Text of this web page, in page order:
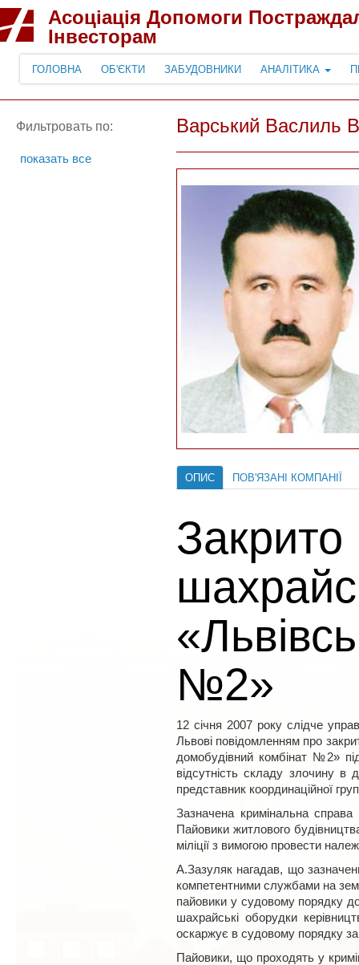
Асоціація Допомоги
Інвесторам
ГОЛОВНА ОБ'ЄКТИ ЗАБУДОВНИКИ АНАЛІТИКА
Фильтровать по:
показать все
Варський Васлиль
ОПИС ПОВ'ЯЗАНІ КОМПАНІЇ
№2»
12 січня 2007 року слідче
Львові повідомленням про
домобудівний комбінат №2»
відсутність складу злочину
представник координаційної
Зазначена кримінальна
Пайовики житлового
міліції з вимогою провести
А.Зазуляк нагадав, що
компетентними службами на
пайовики у судовому порядку
шахрайські оборудки
оскаржує в судовому порядку
Пайовики, що проходять у